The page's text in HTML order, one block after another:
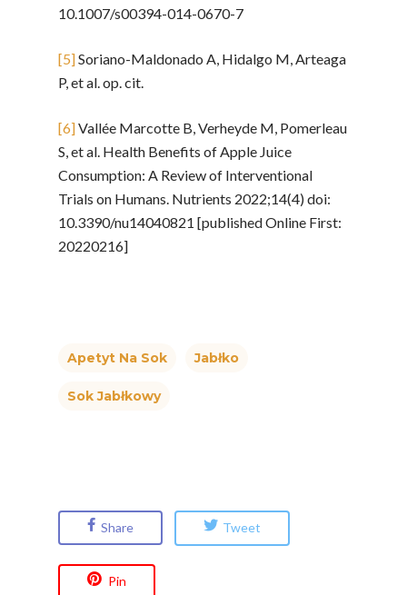
10.1007/s00394-014-0670-7
[5]Soriano-Maldonado A, Hidalgo M, Arteaga
P, et al. op. cit.
[6]Vallée Marcotte B, Verheyde M, Pomerleau
S, et al. Health Benefits of Apple Juice
Consumption: A Review of Interventional
Trials on Humans. Nutrients 2022;14(4) doi:
10.3390/nu14040821 [published Online First:
20220216]
Apetyt Na Sok Jabłko
Sok Jabłkowy
Share Tweet
Pin
Polskie
Warzywa I